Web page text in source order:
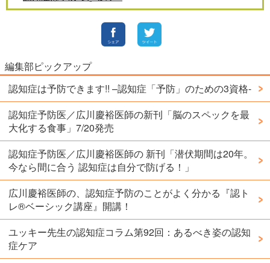
編集部ピックアップ
認知症は予防できます!! –認知症「予防」のための3資格-
認知症予防医／広川慶裕医師の新刊「脳のスペックを最
大化する食事」7/20発売
認知症予防医／広川慶裕医師の 新刊「潜伏期間は20年。
今なら間に合う 認知症は自分で防げる！」
広川慶裕医師の、認知症予防のことがよく分かる『認ト
レ®️ベーシック講座』開講！
ユッキー先生の認知症コラム第92回：あるべき姿の認知
症ケア